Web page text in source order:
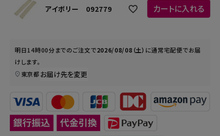
アイボリー 092779 カートに入れる
明日14時00分までのご注文で2026/08/08（土） に通常宅配便でお届
けします。
東京都 お届け先を変更